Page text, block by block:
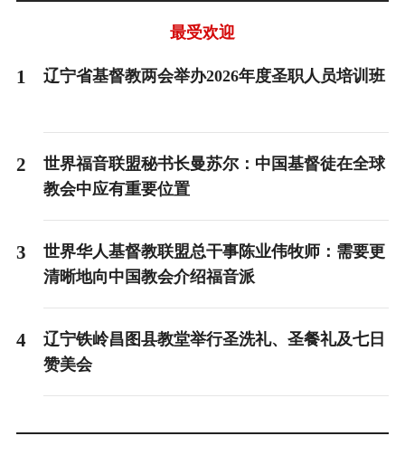
最受欢迎
1 辽宁省基督教两会举办2026年度圣职人员培训班
2
世界福音联盟秘书长曼苏尔：中国基督徒在全球
教会中应有重要位置
3
世界华人基督教联盟总干事陈业伟牧师：需要更
清晰地向中国教会介绍福音派
4
辽宁铁岭昌图县教堂举行圣洗礼、圣餐礼及七日
赞美会